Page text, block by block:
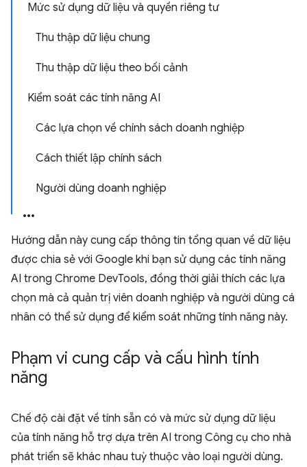
Mức sử dụng dữ liệu và quyền riêng tư
Thu thập dữ liệu chung
Thu thập dữ liệu theo bối cảnh
Kiểm soát các tính năng AI
Các lựa chọn về chính sách doanh nghiệp
Cách thiết lập chính sách
Người dùng doanh nghiệp
Hướng dẫn này cung cấp thông tin tổng quan về dữ liệu
được chia sẻ với Google khi bạn sử dụng các tính năng
AI trong Chrome DevTools, đồng thời giải thích các lựa
chọn mà cả quản trị viên doanh nghiệp và người dùng cá
nhân có thể sử dụng để kiểm soát những tính năng này.
Phạm vi cung cấp và cấu hình tính
năng
Chế độ cài đặt về tính sẵn có và mức sử dụng dữ liệu
của tính năng hỗ trợ dựa trên AI trong Công cụ cho nhà
phát triển sẽ khác nhau tuỳ thuộc vào loại người dùng.